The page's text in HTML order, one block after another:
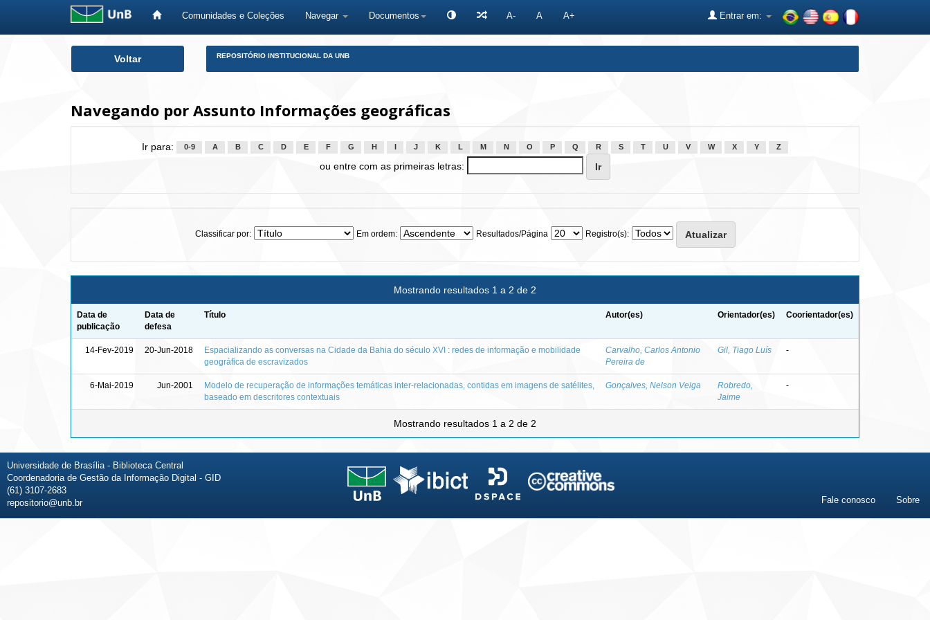
Comunidades e Coleções Navegar Documentos A- A A+ Entrar em:
Voltar REPOSITÓRIO INSTITUCIONAL DA UNB
Navegando por Assunto Informações geográficas
Ir para: 0-9 A B C D E F G H J K L M N O P Q R S T U V W X Y Z
ou entre com as primeiras letras:
Classificar por: Em ordem: Resultados/Página Registro(s):
Mostrando resultados 1 a 2 de 2
Data de
publicação
Data de
defesa
Título Autor(es) Orientador(es) Coorientador(es)
14-Fev-2019 20-Jun-2018
Espacializando as conversas na Cidade da Bahia do século XVI : redes de informação e mobilidade
geográfica de escravizados
Carvalho, Carlos Antonio
Pereira de
Gil, Tiago Luís -
6-Mai-2019 Jun-2001
Modelo de recuperação de informações temáticas inter-relacionadas, contidas em imagens de satélites,
baseado em descritores contextuais
Gonçalves, Nelson Veiga
Robredo,
Jaime
-
Mostrando resultados 1 a 2 de 2
Universidade de Brasília - Biblioteca Central
Coordenadoria de Gestão da Informação Digital - GID
(61) 3107-2683
repositorio@unb.br
Fale conosco Sobre